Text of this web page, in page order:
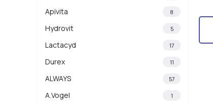
Apivita 8
Hydrovit 5
Lactacyd 17
Durex 11
ALWAYS 57
A.Vogel 1